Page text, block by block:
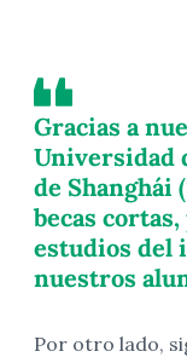
Gracias a
Universidad
de Shanghái
becas
estudios del
nuestros
Por otro lado,